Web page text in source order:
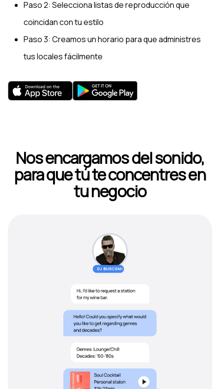
Paso 2: Selecciona listas de reproducción que
coincidan con tu estilo
Paso 3: Creamos un horario para que administres
tus locales fácilmente
Nos encargamos del sonido,
para que tú te concentres en
tu negocio